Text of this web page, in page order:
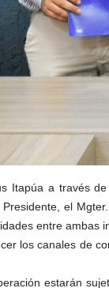
Itapúa a través
el
entre ambas
los canales de
estarán